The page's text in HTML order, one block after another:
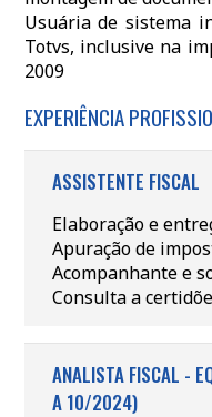
Usuária de sistema
Totvs, inclusive na
2009
EXPERIÊNCIA
ASSISTENTE FISCAL
Elaboração e
Apuração de
Acompanhante e
Consulta a
ANALISTA FISCAL -
A 10/2024)